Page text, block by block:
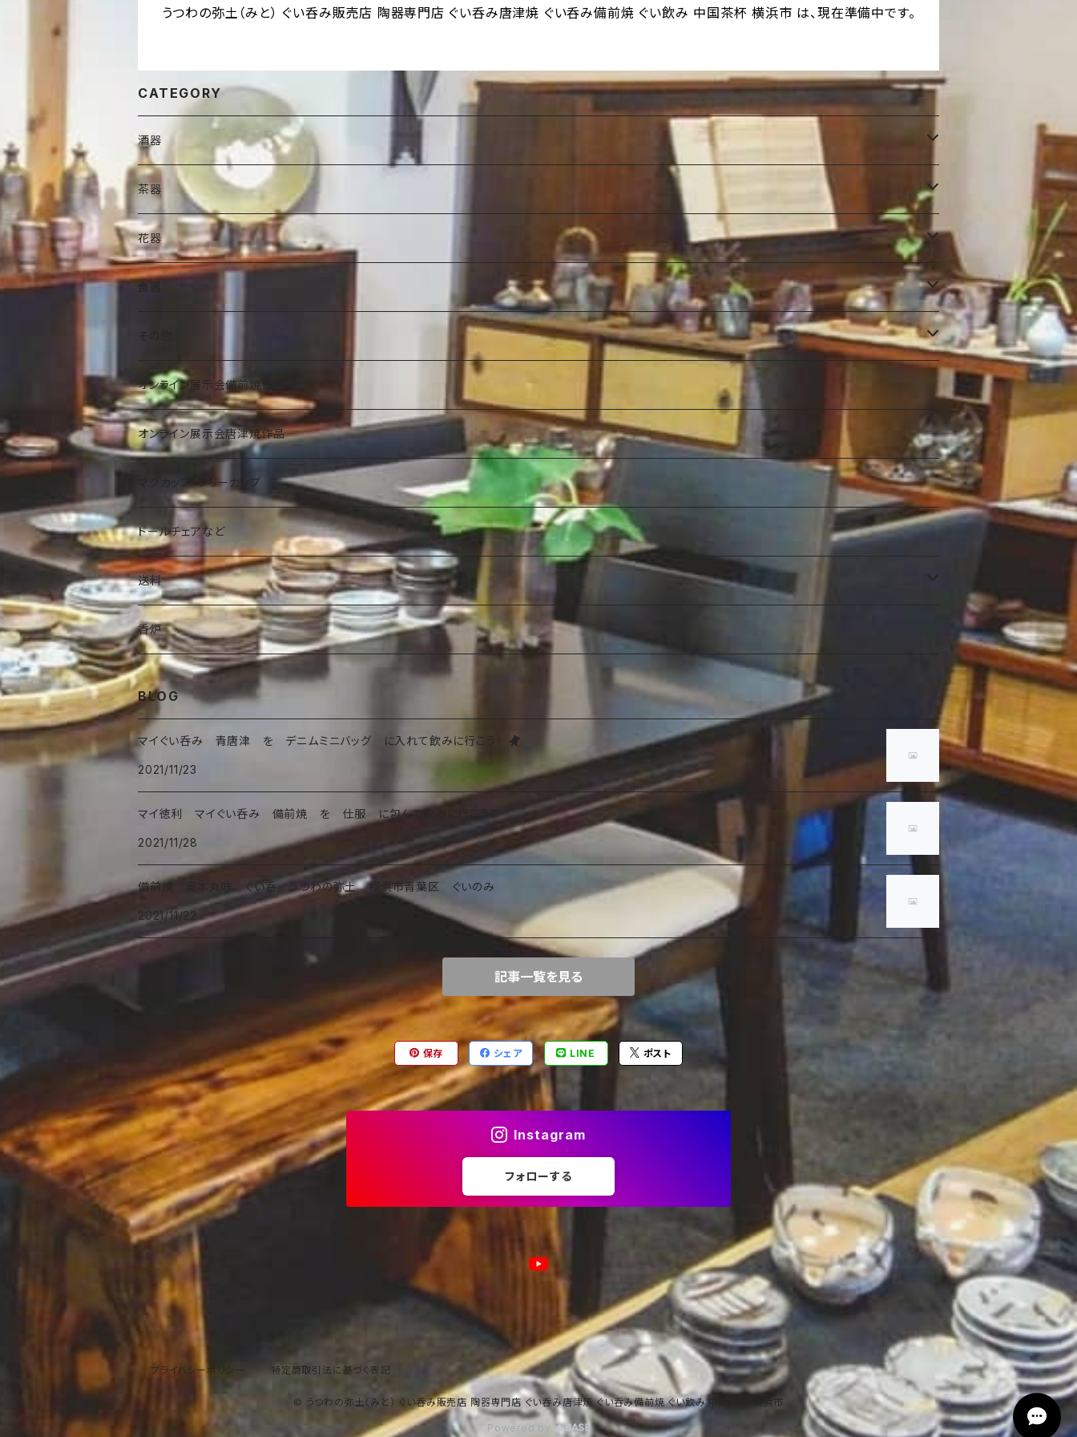
うつわの弥土（みと） ぐい呑み販売店 陶器専門店 ぐい呑み唐津焼 ぐい呑み備前焼 ぐい飲み 中国茶杯 横浜市 は、現在準備中です。
CATEGORY
酒器
徳利・酒注
ぐい吞
ビアマグ
焼酎杯
その他
茶器
抹茶碗
小服茶碗
水差
茶入れ
その他
急須
花器
ミニ花器
一輪挿し
水盤
大きな花器
食器
豆皿・豆鉢
小皿・小鉢
中皿・中鉢
陶板・秋刀魚皿・その他
ラーメン鉢
湯呑
その他
壺
蓋物
アクセサリー
その他
オブジェ
香炉
オンライン展示会備前焼作品
オンライン展示会唐津焼作品
マグカップ・フリーカップ
ドールチェアなど
送料
Australia 60size
香炉
BLOG
マイぐい呑み 青唐津 を デニムミニバッグ に入れて飲みに行こう！
2021/11/23
マイ徳利 マイぐい呑み 備前焼 を 仕服 に包んで飲みに行こう！
2021/11/28
備前焼 奥本丸味 ぐい呑 うつわの弥土 横浜市青葉区 ぐいのみ
2021/11/22
記事一覧を見る
保存 シェア LINE ポスト
Instagram
フォローする
プライバシーポリシー 特定商取引法に基づく表記
© うつわの弥土（みと） ぐい呑み販売店 陶器専門店 ぐい呑み唐津焼 ぐい呑み備前焼 ぐい飲み 中国茶杯 横浜市
Powered by